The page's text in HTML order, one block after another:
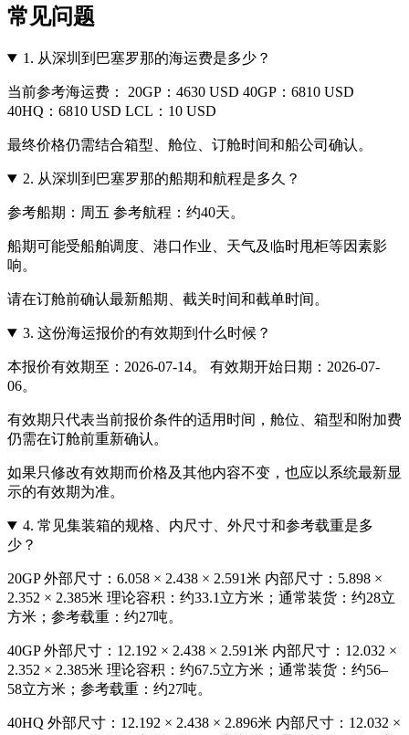
常见问题
1. 从深圳到巴塞罗那的海运费是多少？
当前参考海运费： 20GP：4630 USD 40GP：6810 USD
40HQ：6810 USD LCL：10 USD
最终价格仍需结合箱型、舱位、订舱时间和船公司确认。
2. 从深圳到巴塞罗那的船期和航程是多久？
参考船期：周五 参考航程：约40天。
船期可能受船舶调度、港口作业、天气及临时甩柜等因素影
响。
请在订舱前确认最新船期、截关时间和截单时间。
3. 这份海运报价的有效期到什么时候？
本报价有效期至：2026-07-14。 有效期开始日期：2026-07-
06。
有效期只代表当前报价条件的适用时间，舱位、箱型和附加费
仍需在订舱前重新确认。
如果只修改有效期而价格及其他内容不变，也应以系统最新显
示的有效期为准。
4. 常见集装箱的规格、内尺寸、外尺寸和参考载重是多
少？
20GP 外部尺寸：6.058 × 2.438 × 2.591米 内部尺寸：5.898 ×
2.352 × 2.385米 理论容积：约33.1立方米；通常装货：约28立
方米；参考载重：约27吨。
40GP 外部尺寸：12.192 × 2.438 × 2.591米 内部尺寸：12.032 ×
2.352 × 2.385米 理论容积：约67.5立方米；通常装货：约56–
58立方米；参考载重：约27吨。
40HQ 外部尺寸：12.192 × 2.438 × 2.896米 内部尺寸：12.032 ×